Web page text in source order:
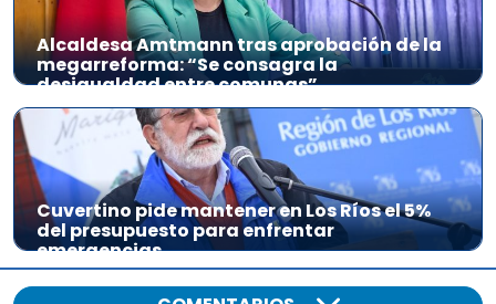
Alcaldesa Amtmann tras aprobación de la
megarreforma: “Se consagra la
desigualdad entre comunas”
Cuvertino pide mantener en Los Ríos el 5%
del presupuesto para enfrentar
emergencias